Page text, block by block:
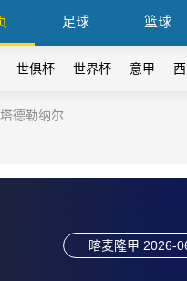
足球 篮球
世俱杯 世界杯 意甲
德勒纳尔
喀麦隆甲 2026-